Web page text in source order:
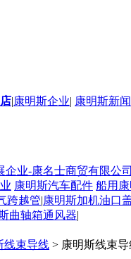
|康明斯企业| 康明斯新闻
康明斯汽车配件 船用
跨越管|康明斯加机油口
曲轴箱通风器|
线束导线 > 康明斯线束导